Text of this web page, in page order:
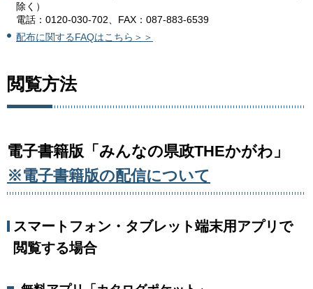
除く）
電話：0120-030-702、FAX：087-883-6539
配布に関するFAQはこちら＞＞
閲覧方法
電子書籍版「みんなの県政THEかがわ」
※電子書籍版の配信について
スマートフォン・タブレット端末用アプリで
閲覧する場合